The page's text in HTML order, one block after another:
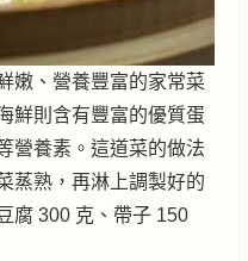
嫩、營養豐富的家常菜
鮮則含有豐富的優質蛋
營養素。這道菜的做法
蒸熟，再淋上調製好的
腐 300 克、帶子 150